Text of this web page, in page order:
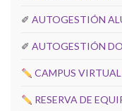
✐ AUTOGESTIÓN
✐ AUTOGESTIÓN
CAMPUS
RESERVA DE